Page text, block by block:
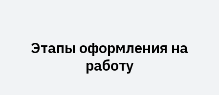
Этапы оформления на
работу